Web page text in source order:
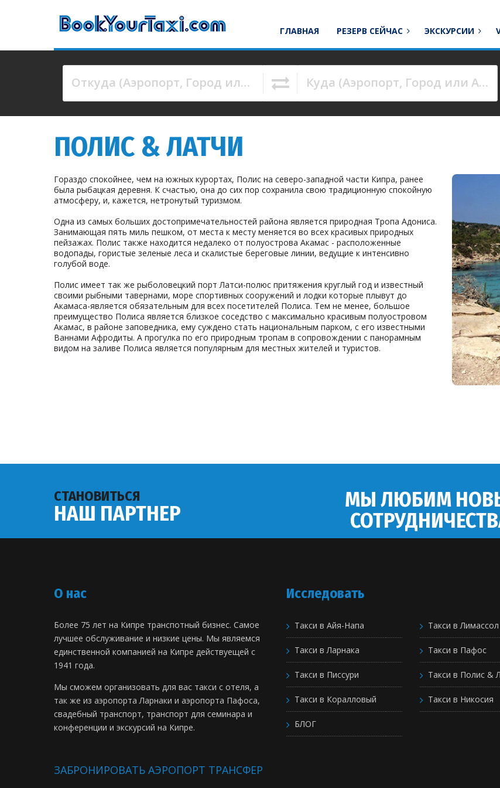
ГЛАВНАЯ РЕЗЕРВ СЕЙЧАС ЭКСКУРСИИ
Откуда (Аэропорт, Город или Адрес) Куда (Аэропорт, Город или Адрес)
ПОЛИС & ЛАТЧИ
Гораздо спокойнее, чем на южных курортах, Полис на северо-западной части Кипра, ранее
была рыбацкая деревня. К счастью, она до сих пор сохранила свою традиционную спокойную
атмосферу, и, кажется, нетронутый туризмом.
Одна из самых больших достопримечательностей района является природная Тропа Адониса.
Занимающая пять миль пешком, от места к месту меняется во всех красивых природных
пейзажах. Полис также находится недалеко от полуострова Акамас - расположенные
водопады, гористые зеленые леса и скалистые береговые линии, ведущие к интенсивно
голубой воде.
Полис имеет так же рыболовецкий порт Латси-полюс притяжения круглый год и известный
своими рыбными тавернами, море спортивных сооружений и лодки которые плывут до
Акамаса-является обязательным для всех посетителей Полиса. Тем не менее, большое
преимущество Полиса является близкое соседство с максимально красивым полуостровом
Акамас, в районе заповедника, ему суждено стать национальным парком, с его известными
Ваннами Афродиты. Α прогулка по его природным тропам в сопровождении с панорамным
видом на заливе Полиса является популярным для местных жителей и туристов.
СТАНОВИТЬСЯ
НАШ ПАРТНЕР
МЫ ЛЮБИМ
О нас
Более 75 лет на Кипре транспотный бизнес. Самое
лучшее обслуживание и низкие цены. Мы являемся
единственной компанией на Кипре действуещей с
1941 года.
Мы сможем организовать для вас такси с отеля, а
так же из аэропорта Ларнаки и аэропорта Пафоса,
свадебный транспорт, транспорт для семинара и
конференции и экскурсий на Кипре.
ЗАБРОНИРОВАТЬ АЭРОПОРТ ТРАНСФЕР
Исследовать
Такси в Айя-Напа Такси в Лимассол
Такси в Ларнака Такси в Пафос
Такси в Писсури Такси в Полис &
Такси в Коралловый Такси в Никосия
БЛОГ